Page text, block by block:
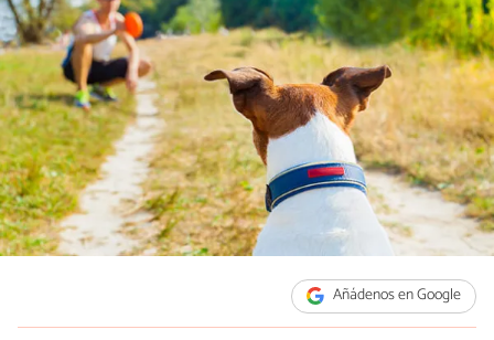
Añádenos en Google